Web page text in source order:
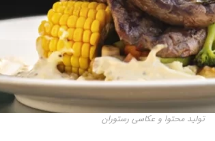
تولید محتوا و عکاسی رستوران